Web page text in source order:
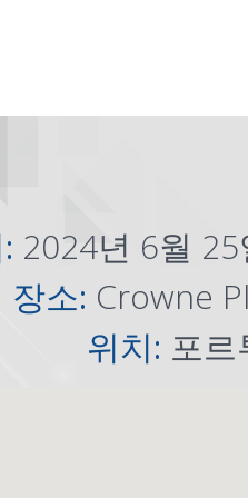
2024년 6월
장소: Crowne
위치: 포르